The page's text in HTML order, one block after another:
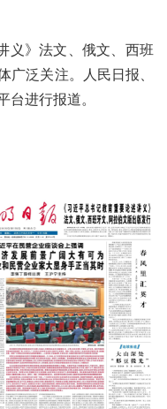
义》法文、俄文、西班
广泛关注。人民日报、
台进行报道。